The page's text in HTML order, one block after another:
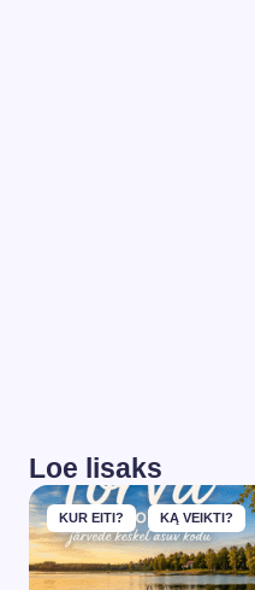
Loe lisaks
KUR EITI? KĄ VEIKTI?